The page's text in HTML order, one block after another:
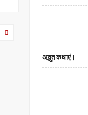
अद्भुत कथाएं।